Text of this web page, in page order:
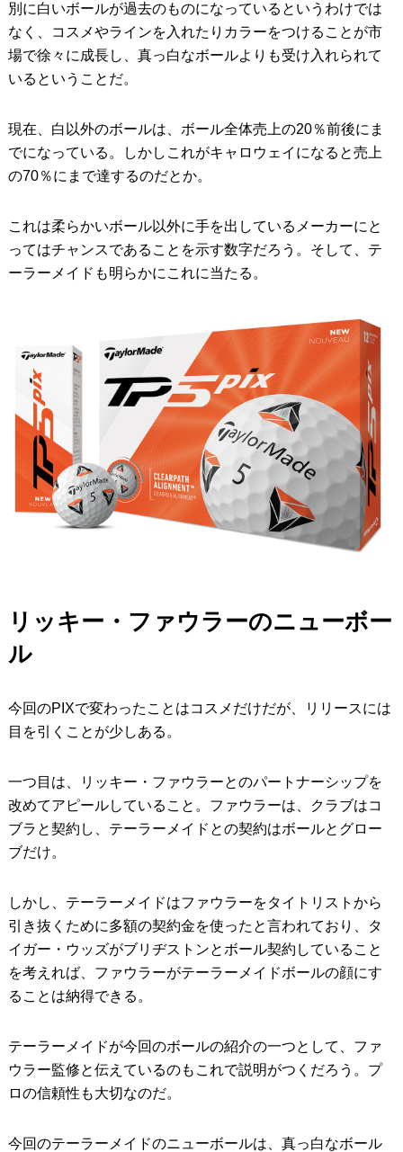
別に白いボールが過去のものになっているというわけでは
なく、コスメやラインを入れたりカラーをつけることが市
場で徐々に成長し、真っ白なボールよりも受け入れられて
いるということだ。
現在、白以外のボールは、ボール全体売上の20％前後にま
でになっている。しかしこれがキャロウェイになると売上
の70％にまで達するのだとか。
これは柔らかいボール以外に手を出しているメーカーにと
ってはチャンスであることを示す数字だろう。そして、テ
ーラーメイドも明らかにこれに当たる。
リッキー・ファウラーのニューボー
ル
今回のPIXで変わったことはコスメだけだが、リリースには
目を引くことが少しある。
一つ目は、リッキー・ファウラーとのパートナーシップを
改めてアピールしていること。ファウラーは、クラブはコ
ブラと契約し、テーラーメイドとの契約はボールとグロー
ブだけ。
しかし、テーラーメイドはファウラーをタイトリストから
引き抜くために多額の契約金を使ったと言われており、タ
イガー・ウッズがブリヂストンとボール契約していること
を考えれば、ファウラーがテーラーメイドボールの顔にす
ることは納得できる。
テーラーメイドが今回のボールの紹介の一つとして、ファ
ウラー監修と伝えているのもこれで説明がつくだろう。プ
ロの信頼性も大切なのだ。
今回のテーラーメイドのニューボールは、真っ白なボール